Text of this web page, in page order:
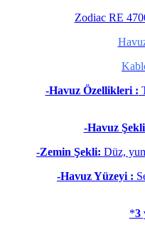
Zodiac RE
-Havuz Özellikleri :
-Havuz
-Zemin Şekli: Düz,
-Havuz Yüzeyi :
*3